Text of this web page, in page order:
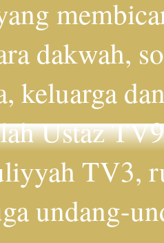
dakwah,
keluarga
Ustaz
TV3,
undang-